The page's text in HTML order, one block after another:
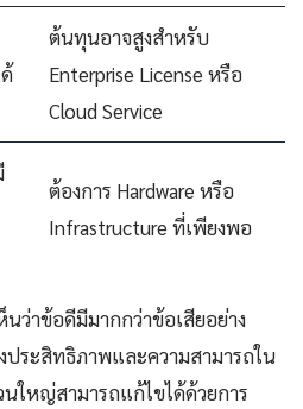
ต้นทุนอาจสูงสำหรับ
Enterprise License หรือ
Cloud Service
ต้องการ Hardware หรือ
Infrastructure ที่เพียงพอ
นว่าข้อดีมีมากกว่าข้อเสียอย่าง
ประสิทธิภาพและความสามารถใน
นใหญ่สามารถแก้ไขได้ด้วยการ